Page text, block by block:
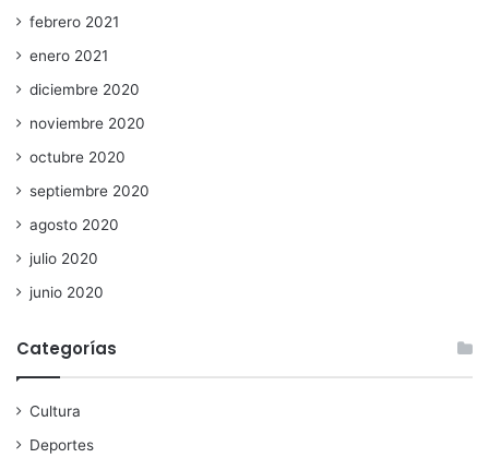
febrero 2021
enero 2021
diciembre 2020
noviembre 2020
octubre 2020
septiembre 2020
agosto 2020
julio 2020
junio 2020
Categorías
Cultura
Deportes